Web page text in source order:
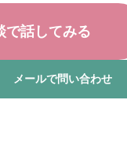
で話してみる
メールで問い合わせ